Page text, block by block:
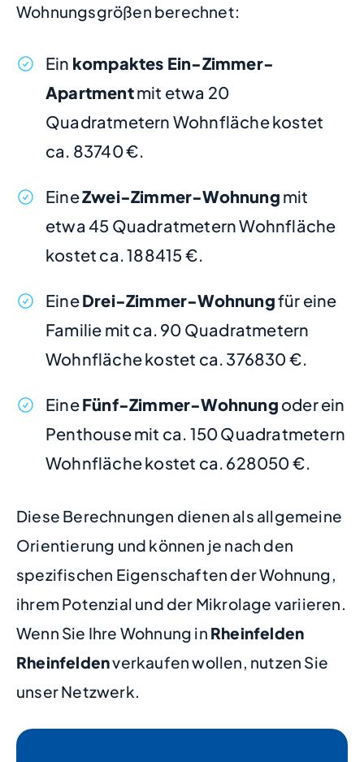
Wohnungsgrößen berechnet:
Ein kompaktes Ein-Zimmer-
Apartmentmit etwa 20
Quadratmetern Wohnfläche kostet
ca. 83740 €.
EineZwei-Zimmer-Wohnung mit
etwa 45 Quadratmetern Wohnfläche
kostet ca. 188415 €.
EineDrei-Zimmer-Wohnungfür eine
Familie mit ca. 90 Quadratmetern
Wohnfläche kostet ca. 376830 €.
EineFünf-Zimmer-Wohnung oder ein
Penthouse mit ca. 150 Quadratmetern
Wohnfläche kostet ca. 628050 €.
Diese Berechnungen dienen als allgemeine
Orientierung und können je nach den
spezifischen Eigenschaften der Wohnung,
ihrem Potenzial und der Mikrolage variieren.
Wenn Sie Ihre Wohnung in Rheinfelden
Rheinfeldenverkaufen wollen, nutzen Sie
unser Netzwerk.